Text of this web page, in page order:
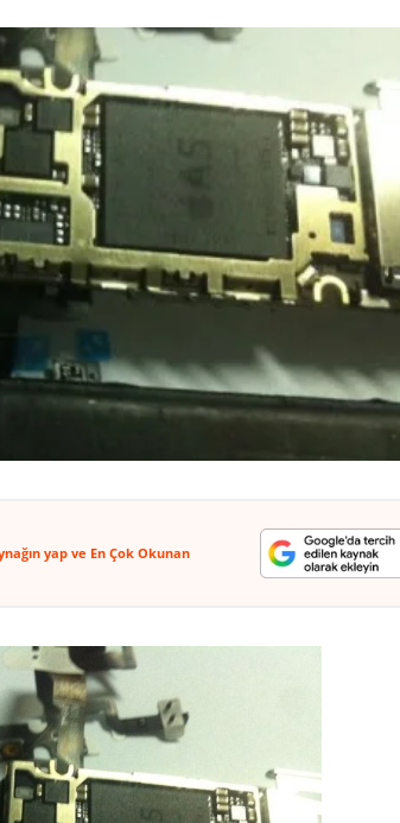
yap ve En Çok Okunan